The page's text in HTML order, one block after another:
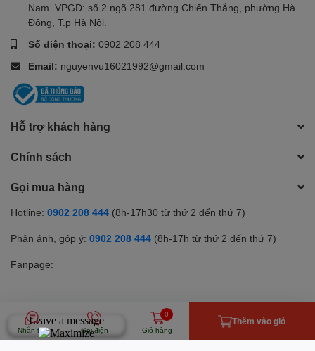
Nam. VPGD: số 2 ngõ 281 đường Chiến Thắng, phường Hà
Đông, T.p Hà Nội.
Số điện thoại: 0902 208 444
Email: nguyenvu16021992@gmail.com
Hỗ trợ khách hàng
Chính sách
Gọi mua hàng
Hotline: 0902 208 444 (8h-17h30 từ thứ 2 đến thứ 7)
Phản ánh, góp ý: 0902 208 444 (8h-17h từ thứ 2 đến thứ 7)
Fanpage:
Phương thức thanh toán
Nhắn tin Gọi điện
0
Giỏ hàng
Thêm vào giỏ